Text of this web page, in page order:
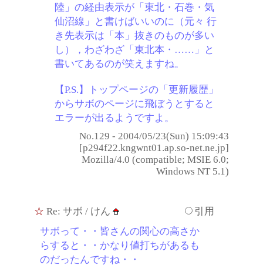
陸」の経由表示が「東北・石巻・気
仙沼線」と書けばいいのに（元々 行
き先表示は「本」抜きのものが多い
し），わざわざ「東北本・……」と
書いてあるのが笑えますね。
【P.S.】トップページの「更新履歴」
からサボのページに飛ぼうとすると
エラーが出るようですよ。
No.129 - 2004/05/23(Sun) 15:09:43
[p294f22.kngwnt01.ap.so-net.ne.jp]
Mozilla/4.0 (compatible; MSIE 6.0;
Windows NT 5.1)
☆ Re: サボ / けん
引用
サボって・・皆さんの関心の高さか
らすると・・かなり値打ちがあるも
のだったんですね・・